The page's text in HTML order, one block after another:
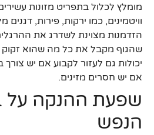
מומלץ לכלול בתפריט מזונות
וויטמינים, כמו ירקות, פירות, דגנים
הזדמנות מצוינת לשדרג את
שהגוף מקבל את כל מה שהוא זקוק
יכולות גם לעזור לקבוע אם יש צורך
אם יש חסרים מזינים.
שפעת ההנקה על
הנפש